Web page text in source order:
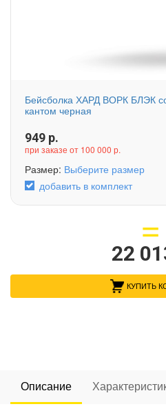
Бейсболка ХАРД ВОРК БЛЭК
кантом черная
949 р.
при заказе от 100 000 р.
Размер: Выберите размер
добавить в комплект
22
КУПИТЬ
Описание